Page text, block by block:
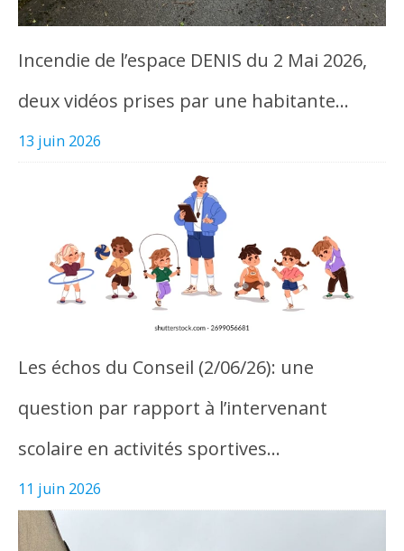
Incendie de l’espace DENIS du 2 Mai 2026,
deux vidéos prises par une habitante…
13 juin 2026
Les échos du Conseil (2/06/26): une
question par rapport à l’intervenant
scolaire en activités sportives…
11 juin 2026